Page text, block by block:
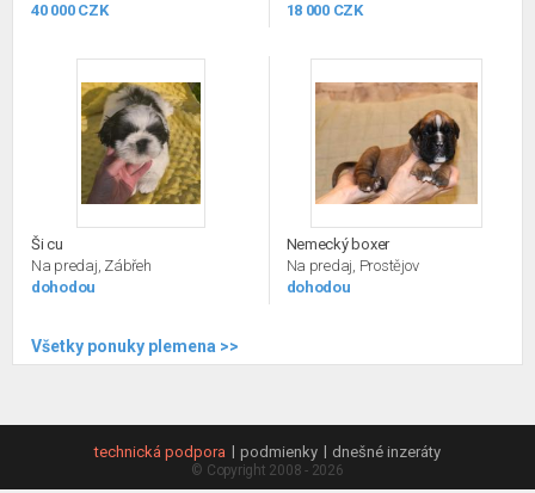
40 000 CZK
18 000 CZK
Ši cu
Na predaj, Zábřeh
dohodou
Nemecký boxer
Na predaj, Prostějov
dohodou
Všetky ponuky plemena >>
technická podpora podmienky dnešné inzeráty
© Copyright 2008 - 2026